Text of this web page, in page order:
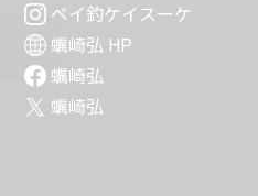
ペイ釣ケイスーケ
蠣崎弘 HP
蠣崎弘
蠣崎弘